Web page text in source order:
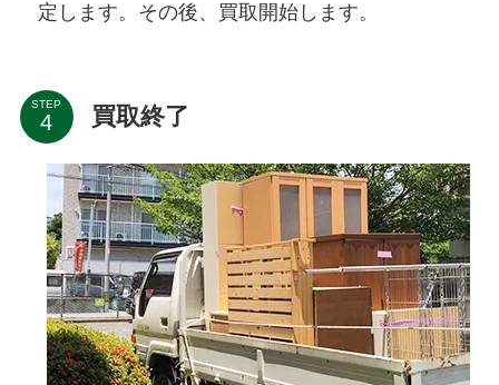
定します。その後、買取開始します。
STEP 買取終了